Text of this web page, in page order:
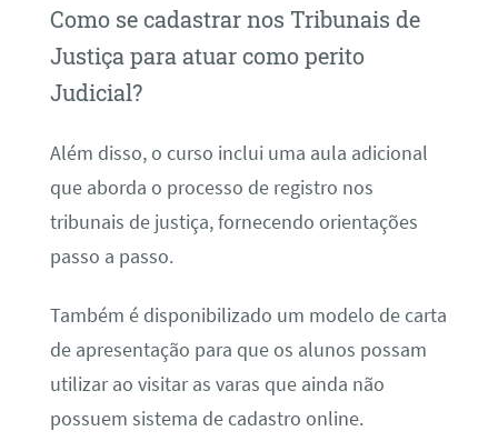
Como se cadastrar nos Tribunais de
Justiça para atuar como perito
Judicial?
Além disso, o curso inclui uma aula adicional
que aborda o processo de registro nos
tribunais de justiça, fornecendo orientações
passo a passo.
Também é disponibilizado um modelo de carta
de apresentação para que os alunos possam
utilizar ao visitar as varas que ainda não
possuem sistema de cadastro online.